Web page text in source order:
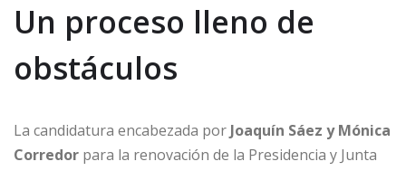
Un proceso lleno de
obstáculos
La candidatura encabezada por Joaquín Sáez y Mónica
Corredor para la renovación de la Presidencia y Junta